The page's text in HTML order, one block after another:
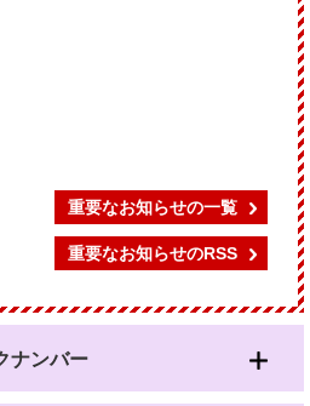
重要なお知らせの一覧
重要なお知らせのRSS
ナンバー